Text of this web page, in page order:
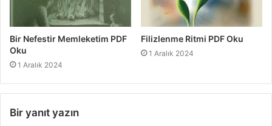
Bir Nefestir Memleketim PDF
Oku
1 Aralık 2024
Filizlenme Ritmi PDF Oku
1 Aralık 2024
Bir yanıt yazın